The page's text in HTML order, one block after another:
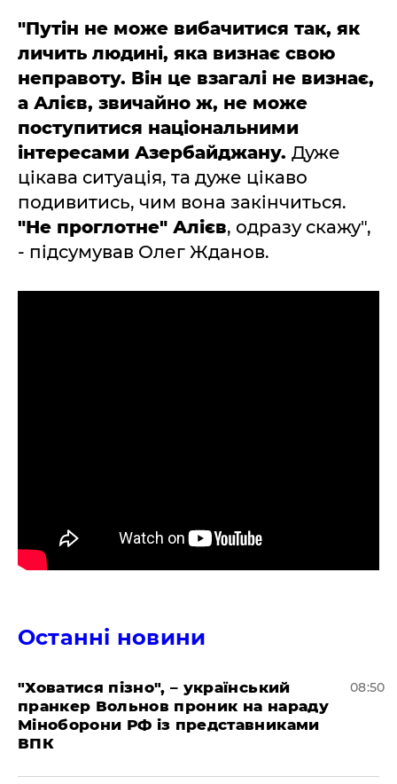
"Путін не може вибачитися так, як
личить людині, яка визнає свою
неправоту. Він це взагалі не визнає,
а Алієв, звичайно ж, не може
поступитися національними
інтересами Азербайджану. Дуже
цікава ситуація, та дуже цікаво
подивитись, чим вона закінчиться.
"Не проглотне" Алієв, одразу скажу",
- підсумував Олег Жданов.
Останні новини
"Ховатися пізно", – український
пранкер Вольнов проник на нараду
Міноборони РФ із представниками
ВПК
08:50